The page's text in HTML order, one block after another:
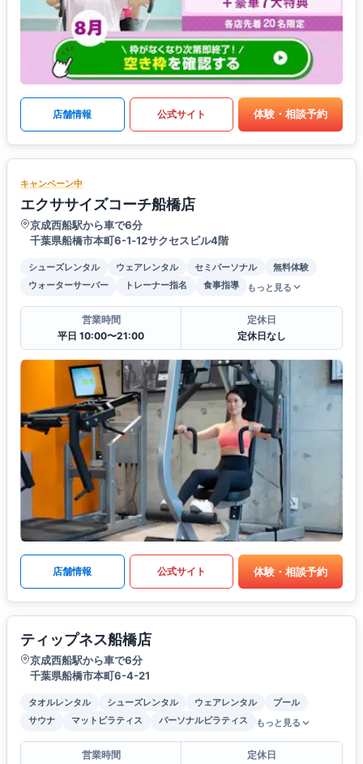
店舗情報 公式サイト 体験・相談予約
キャンペーン中
エクササイズコーチ船橋店
京成西船駅から車で6分
千葉県船橋市本町6-1‐12サクセスビル4階
シューズレンタル ウェアレンタル セミパーソナル
無料体験
ウォーターサーバー
トレーナー指名 食事指導 もっと見る
営業時間
平日 10:00〜21:00
定休日
定休日なし
店舗情報 公式サイト 体験・相談予約
ティップネス船橋店
京成西船駅から車で6分
千葉県船橋市本町6-4-21
タオルレンタル シューズレンタル ウェアレンタル
プール
サウナ
マットピラティス パーソナルピラティス もっと見る
営業時間
定休日